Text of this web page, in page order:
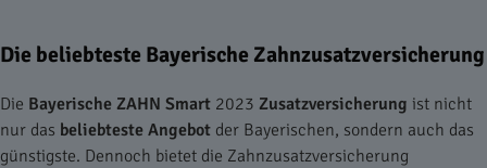
Die beliebteste Bayerische Zahnzusatzversicherung
Die Bayerische ZAHN Smart 2023 Zusatzversicherung ist nicht
nur das beliebteste Angebot der Bayerischen, sondern auch das
günstigste. Dennoch bietet die Zahnzusatzversicherung